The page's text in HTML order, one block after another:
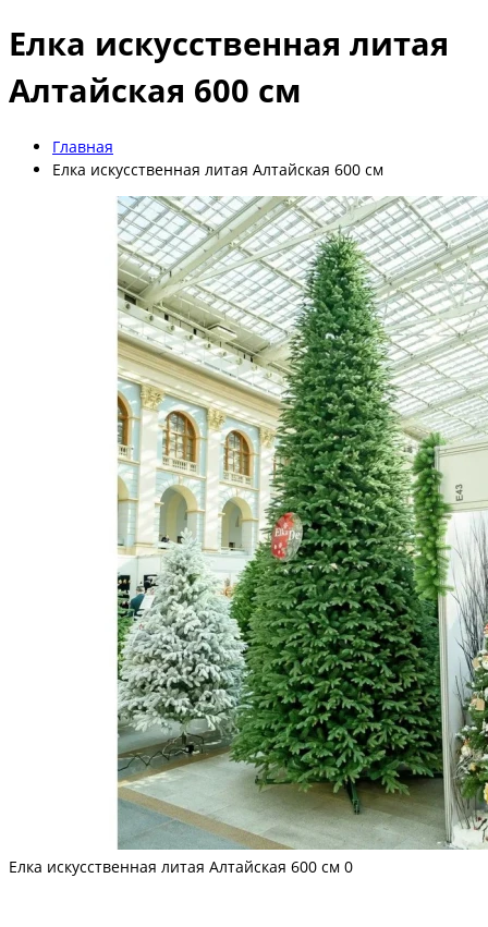
Елка искусственная литая
Алтайская 600 см
Главная
Елка искусственная литая Алтайская 600 см
Елка искусственная литая Алтайская 600 см 0